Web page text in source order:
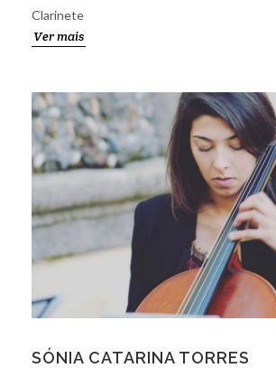
Clarinete
Ver mais
SÓNIA CATARINA TORRES